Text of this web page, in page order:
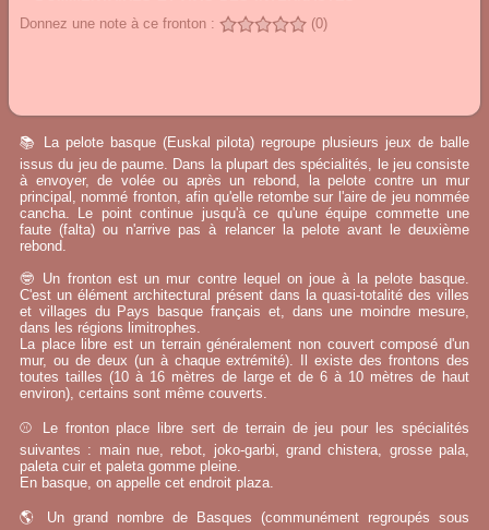
Donnez une note à ce fronton : (0)
📚 La pelote basque (Euskal pilota) regroupe plusieurs jeux de balle
issus du jeu de paume. Dans la plupart des spécialités, le jeu consiste
à envoyer, de volée ou après un rebond, la pelote contre un mur
principal, nommé fronton, afin qu'elle retombe sur l'aire de jeu nommée
cancha. Le point continue jusqu'à ce qu'une équipe commette une
faute (falta) ou n'arrive pas à relancer la pelote avant le deuxième
rebond.
🤓 Un fronton est un mur contre lequel on joue à la pelote basque.
C'est un élément architectural présent dans la quasi-totalité des villes
et villages du Pays basque français et, dans une moindre mesure,
dans les régions limitrophes.
La place libre est un terrain généralement non couvert composé d'un
mur, ou de deux (un à chaque extrémité). Il existe des frontons des
toutes tailles (10 à 16 mètres de large et de 6 à 10 mètres de haut
environ), certains sont même couverts.
⚾ Le fronton place libre sert de terrain de jeu pour les spécialités
suivantes : main nue, rebot, joko-garbi, grand chistera, grosse pala,
paleta cuir et paleta gomme pleine.
En basque, on appelle cet endroit plaza.
🌎 Un grand nombre de Basques (communément regroupés sous